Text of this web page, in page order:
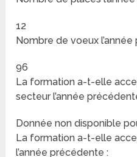
12
Nombre de voeux
96
La formation a-t-elle
secteur l’année
Donnée non disponible
La formation a-t-elle
l’année précédente :